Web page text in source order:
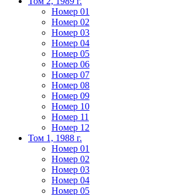
Номер 01
Номер 02
Номер 03
Номер 04
Номер 05
Номер 06
Номер 07
Номер 08
Номер 09
Номер 10
Номер 11
Номер 12
Том 1, 1988 г.
Номер 01
Номер 02
Номер 03
Номер 04
Номер 05